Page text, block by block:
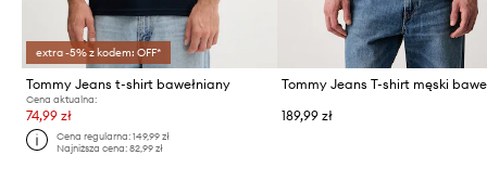
extra -5% z kodem: OFF*
Tommy Jeans t-shirt bawełniany
Cena aktualna:
74,99 zł
Cena regularna:149,99 zł
Najniższa cena:82,99 zł
189,99 zł